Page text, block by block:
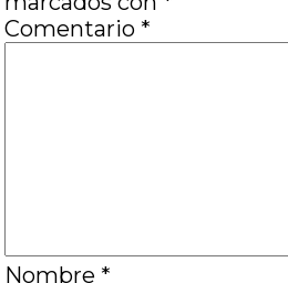
Comentario *
Nombre *